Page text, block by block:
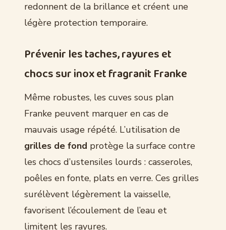
redonnent de la brillance et créent une
légère protection temporaire.
Prévenir les taches, rayures et
chocs sur inox et fragranit Franke
Même robustes, les cuves sous plan
Franke peuvent marquer en cas de
mauvais usage répété. L’utilisation de
grilles de fond protège la surface contre
les chocs d’ustensiles lourds : casseroles,
poêles en fonte, plats en verre. Ces grilles
surélèvent légèrement la vaisselle,
favorisent l’écoulement de l’eau et
limitent les rayures.